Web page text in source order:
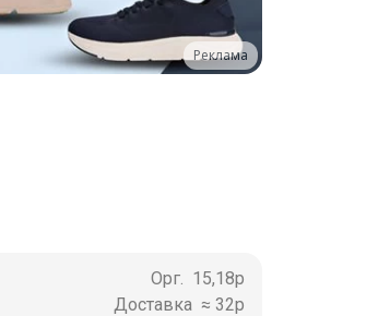
Реклама
Орг. 15,18р
Доставка ≈ 32р